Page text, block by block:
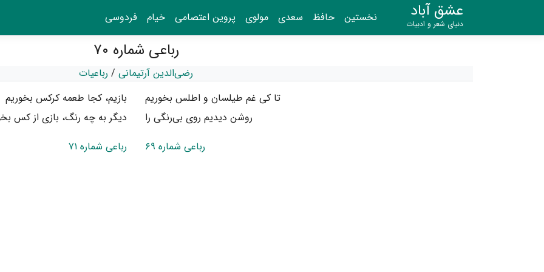
عشق آباد
دنیای شعر و ادبیات نخستین حافظ سعدی مولوی پروین اعتصامی خیام فردوسی
رباعی شماره ۷۰
رضی‌الدین آرتیمانی / رباعیات
تا کی غم طیلسان و اطلس بخوریم
بازیم، کجا طعمه کرکس بخوریم
روشن دیدیم روی بی‌رنگی را
دیگر به چه رنگ، بازی از کس
رباعی شماره ۶۹
رباعی شماره ۷۱